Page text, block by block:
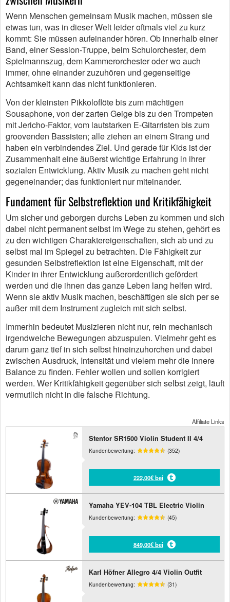
Wenn Menschen gemeinsam Musik machen, müssen sie
etwas tun, was in dieser Welt leider oftmals viel zu kurz
kommt: Sie müssen aufeinander hören. Ob innerhalb einer
Band, einer Session-Truppe, beim Schulorchester, dem
Spielmannszug, dem Kammerorchester oder wo auch
immer, ohne einander zuzuhören und gegenseitige
Achtsamkeit kann das nicht funktionieren.
Von der kleinsten Pikkoloflöte bis zum mächtigen
Sousaphone, von der zarten Geige bis zu den Trompeten
mit Jericho-Faktor, vom lautstarken E-Gitarristen bis zum
groovenden Bassisten; alle ziehen an einem Strang und
haben ein verbindendes Ziel. Und gerade für Kids ist der
Zusammenhalt eine äußerst wichtige Erfahrung in ihrer
sozialen Entwicklung. Aktiv Musik zu machen geht nicht
gegeneinander; das funktioniert nur miteinander.
Fundament für Selbstreflektion und Kritikfähigkeit
Um sicher und geborgen durchs Leben zu kommen und sich
dabei nicht permanent selbst im Wege zu stehen, gehört es
zu den wichtigen Charaktereigenschaften, sich ab und zu
selbst mal im Spiegel zu betrachten. Die Fähigkeit zur
gesunden Selbstreflektion ist eine Eigenschaft, mit der
Kinder in ihrer Entwicklung außerordentlich gefördert
werden und die ihnen das ganze Leben lang helfen wird.
Wenn sie aktiv Musik machen, beschäftigen sie sich per se
außer mit dem Instrument zugleich mit sich selbst.
Immerhin bedeutet Musizieren nicht nur, rein mechanisch
irgendwelche Bewegungen abzuspulen. Vielmehr geht es
darum ganz tief in sich selbst hineinzuhorchen und dabei
zwischen Ausdruck, Intensität und vielem mehr die innere
Balance zu finden. Fehler wollen und sollen korrigiert
werden. Wer Kritikfähigkeit gegenüber sich selbst zeigt, läuft
vermutlich nicht in die falsche Richtung.
Affiliate Links
Stentor SR1500 Violin Student II 4/4
Kundenbewertung: (352)
222,00€ bei
Yamaha YEV-104 TBL Electric Violin
Kundenbewertung: (45)
849,00€ bei
Karl Höfner Allegro 4/4 Violin Outfit
Kundenbewertung: (31)